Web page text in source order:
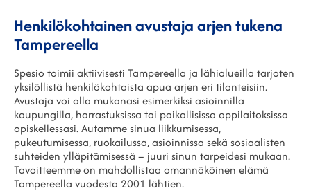
Henkilökohtainen avustaja arjen tukena
Tampereella
Spesio toimii aktiivisesti Tampereella ja lähialueilla tarjoten
yksilöllistä henkilökohtaista apua arjen eri tilanteisiin.
Avustaja voi olla mukanasi esimerkiksi asioinnilla
kaupungilla, harrastuksissa tai paikallisissa oppilaitoksissa
opiskellessasi. Autamme sinua liikkumisessa,
pukeutumisessa, ruokailussa, asioinnissa sekä sosiaalisten
suhteiden ylläpitämisessä – juuri sinun tarpeidesi mukaan.
Tavoitteemme on mahdollistaa omannäköinen elämä
Tampereella vuodesta 2001 lähtien.